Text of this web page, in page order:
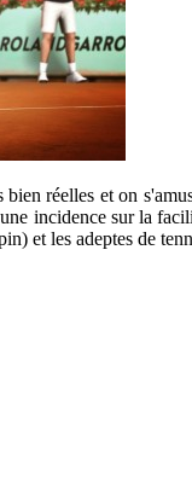
réelles et on
incidence sur la
et les adeptes de